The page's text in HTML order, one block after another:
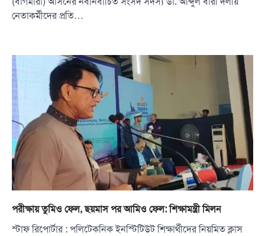
নেতাকর্মীদের প্রতি…
পরীক্ষায় তুমিও ফেল, ছয়মাস পর আমিও ফেল: শিক্ষামন্ত্রী মিলন
স্টাফ রিপোর্টার : পলিটেকনিক ইনস্টিটিউট শিক্ষার্থীদের নিয়মিত ক্লাস